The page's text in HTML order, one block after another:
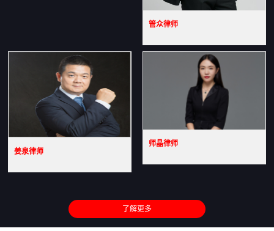
管众律师
姜泉律师
师晶律师
了解更多